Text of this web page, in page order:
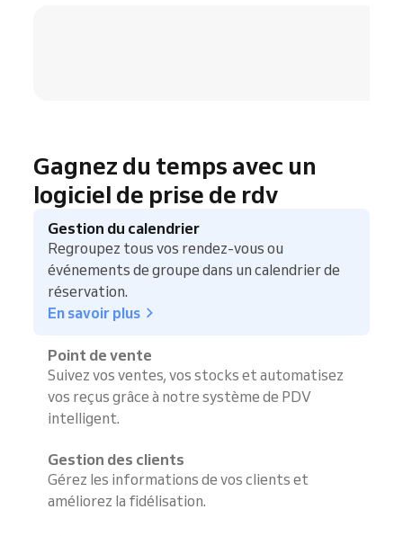
Gagnez du temps avec un
logiciel de prise de rdv
Gestion du calendrier
Regroupez tous vos rendez-vous ou
événements de groupe dans un calendrier de
réservation.
En savoir plus
Point de vente
Suivez vos ventes, vos stocks et automatisez
vos reçus grâce à notre système de PDV
intelligent.
Gestion des clients
Gérez les informations de vos clients et
améliorez la fidélisation.